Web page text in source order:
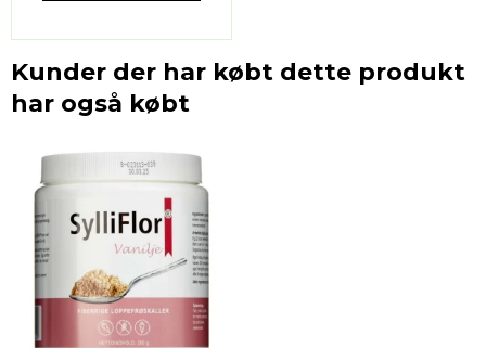
Kunder der har købt dette produkt
har også købt